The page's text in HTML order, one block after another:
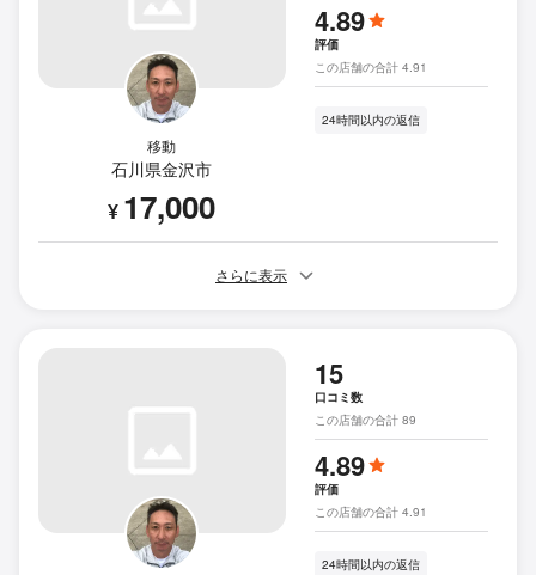
移動
石川県金沢市
¥ 17,000
4.89
評価
この店舗の合計 4.91
24時間以内の返信
さらに表示
15
口コミ数
この店舗の合計 89
4.89
評価
この店舗の合計 4.91
24時間以内の返信